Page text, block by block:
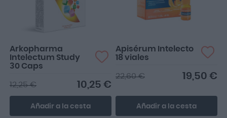
Arkopharma
Intelectum Study
30 Caps
10,25 €
12,25 €
Añadir a la cesta
Apisérum Intelecto
18 viales
19,50 €
22,60 €
Añadir a la cesta